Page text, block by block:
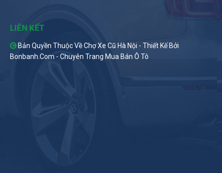
LIÊN KẾT
Bản Quyền Thuộc Về Chợ Xe Cũ Hà Nội - Thiết Kế Bởi
Bonbanh.com - Chuyên Trang Mua Bán Ô Tô